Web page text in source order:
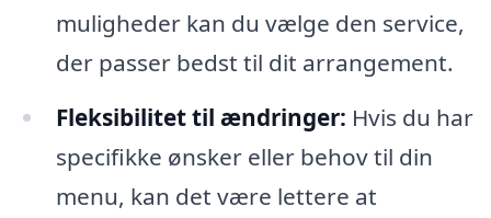
muligheder kan du vælge den service,
der passer bedst til dit arrangement.
Fleksibilitet til ændringer: Hvis du har
specifikke ønsker eller behov til din
menu, kan det være lettere at